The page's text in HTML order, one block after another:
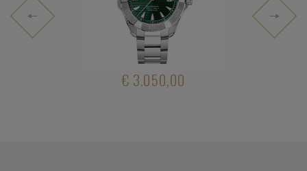
€ 3.050,00